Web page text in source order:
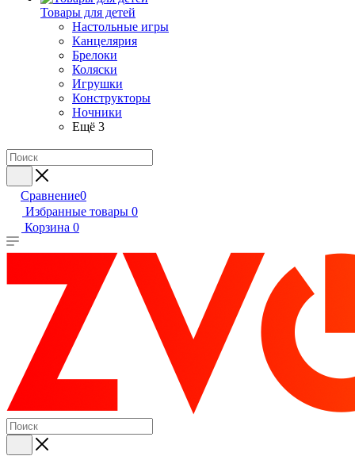
Товары для детей
Настольные игры
Канцелярия
Брелоки
Коляски
Игрушки
Конструкторы
Ночники
Ещё 3
Сравнение0
Избранные товары 0
Корзина 0